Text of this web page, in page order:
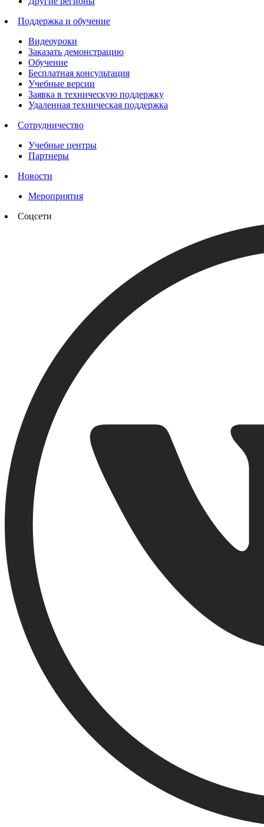
Поддержка и обучение
Видеоуроки
Заказать демонстрацию
Обучение
Бесплатная консультация
Учебные версии
Заявка в техническую поддержку
Удаленная техническая поддержка
Сотрудничество
Учебные центры
Партнеры
Новости
Мероприятия
Соцсети